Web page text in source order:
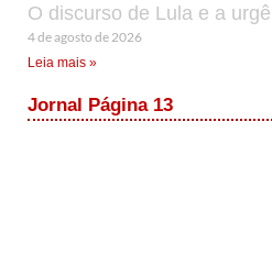
O discurso de Lula e a
4 de agosto de 2026
Leia mais »
Jornal Página 13